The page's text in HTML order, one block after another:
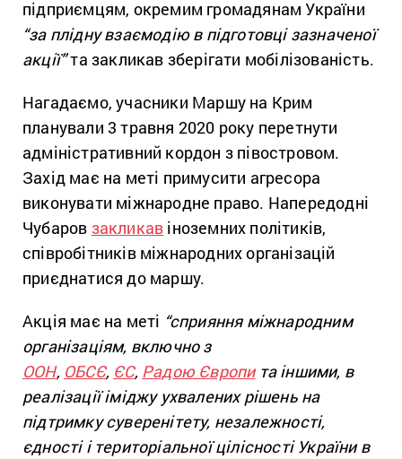
підприємцям, окремим громадянам України
“за плідну взаємодію в підготовці зазначеної
акції”та закликав зберігати мобілізованість.
Нагадаємо, учасники Маршу на Крим
планували 3 травня 2020 року перетнути
адміністративний кордон з півостровом.
Захід має на меті примусити агресора
виконувати міжнародне право. Напередодні
Чубаров закликав іноземних політиків,
співробітників міжнародних організацій
приєднатися до маршу.
Акція має на меті “сприяння міжнародним
організаціям, включно з
ООН, ОБСЄ, ЄС, Радою Європита іншими, в
реалізації іміджу ухвалених рішень на
підтримку суверенітету, незалежності,
єдності і територіальної цілісності України в